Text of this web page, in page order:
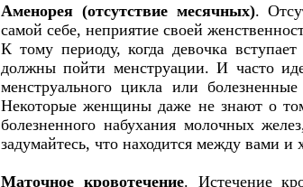
Аменорея (отсутствие месячных).
самой себе, неприятие своей
К тому периоду, когда девочка
должны пойти менструации. И часто
менструального цикла или
Некоторые женщины даже не знают о
болезненного набухания молочных
задумайтесь, что находится между вами
Маточное кровотечение. Истечение